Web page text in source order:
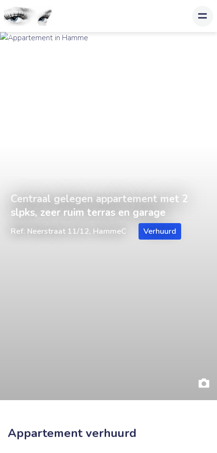
Centraal gelegen appartement met 2
slpks, zeer ruim terras en garage
Ref: Neerstraat 11/12, HammeC Verhuurd
Appartement verhuurd